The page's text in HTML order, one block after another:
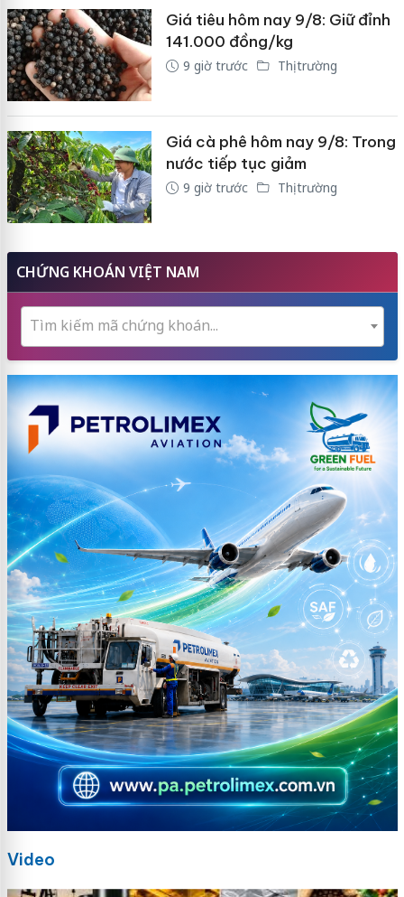
Giá tiêu hôm nay 9/8: Giữ đỉnh
141.000 đồng/kg
9 giờ trước Thị trường
Giá cà phê hôm nay 9/8: Trong
nước tiếp tục giảm
9 giờ trước Thị trường
CHỨNG KHOÁN VIỆT NAM
Tìm kiếm mã chứng khoán...
Video